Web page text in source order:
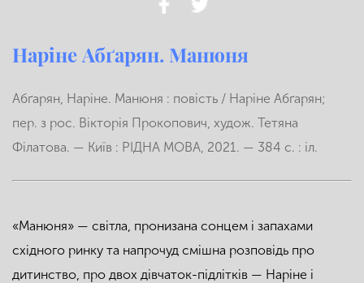
Наріне Абґарян. Манюня
Абґарян, Наріне. Манюня : повість / Наріне Абґарян;
пер. з рос. Вікторія Прокопович, худож. Тетяна
Філатова. — Київ : РІДНА МОВА, 2021. — 384 с. : іл.
«Манюня» — світла, пронизана сонцем і запахами
східного ринку та напрочуд смішна розповідь про
дитинство, про двох дівчаток-підлітків — Наріне і